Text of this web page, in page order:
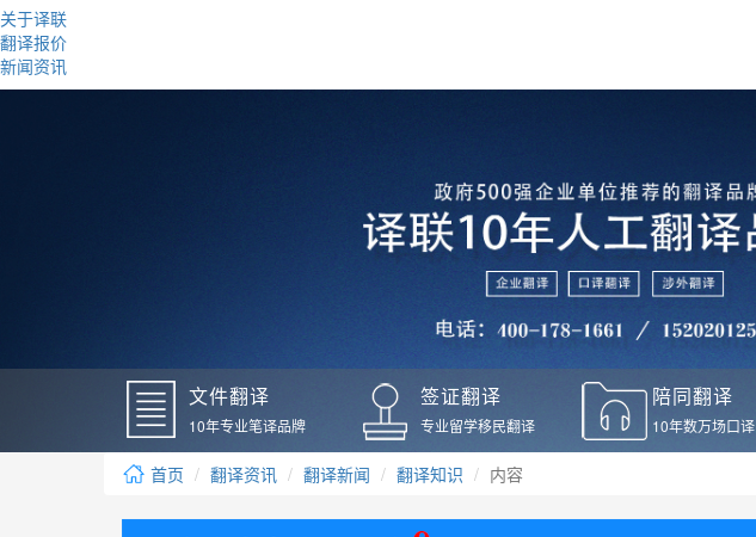
关于译联
翻译报价
新闻资讯
文件翻译
10年专业笔译品牌
签证翻译
专业留学移民翻译
陪同翻译
10年数万场口译
首页 翻译资讯 翻译新闻 翻译知识 内容